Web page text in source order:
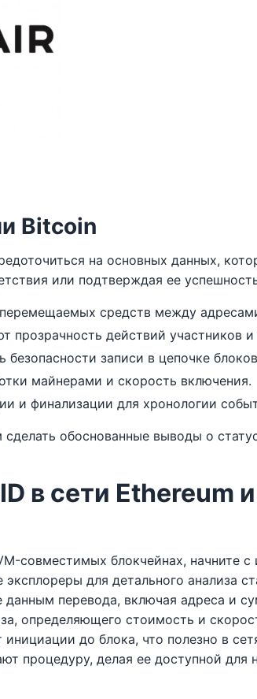
Bitcoin
на основных данных,
или подтверждая ее
средств между
прозрачность действий участников
записи в цепочке
майнерами и скорость включения.
и финализации для хронологии
обоснованные выводы о
в сети
совместимых блокчейнах, начните
для детального анализа
данным перевода, включая адреса и
определяющего стоимость и
до блока, что полезно в
процедуру, делая ее доступной для